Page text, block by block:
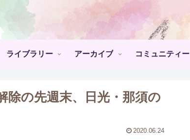
ライブラリー アーカイブ コミュニティー
の先週末、日光・那須の
2020.06.24